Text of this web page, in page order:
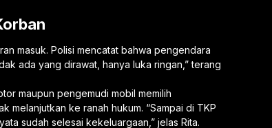
masuk. Polisi mencatat bahwa pengendara
ada yang dirawat, hanya luka ringan,” terang
maupun pengemudi mobil memilih
melanjutkan ke ranah hukum. “Sampai di TKP
sudah selesai kekeluargaan,” jelas Rita.